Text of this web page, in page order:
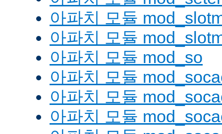
아파치 모듈
아파치 모듈
아파치 모듈 mod_so
아파치 모듈
아파치 모듈
아파치 모듈